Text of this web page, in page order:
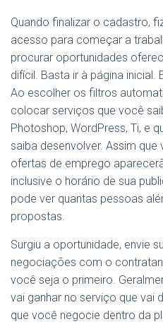
Quando finalizar o cadastro,
acesso para começar a
procurar oportunidades
difícil. Basta ir à página
Ao escolher os filtros
colocar serviços que você
Photoshop, WordPress, Ti, e
saiba desenvolver. Assim
ofertas de emprego
inclusive o horário de sua
pode ver quantas pessoas
propostas.
Surgiu a oportunidade, envie
negociações com o
você seja o primeiro.
vai ganhar no serviço que vai
que você negocie dentro da